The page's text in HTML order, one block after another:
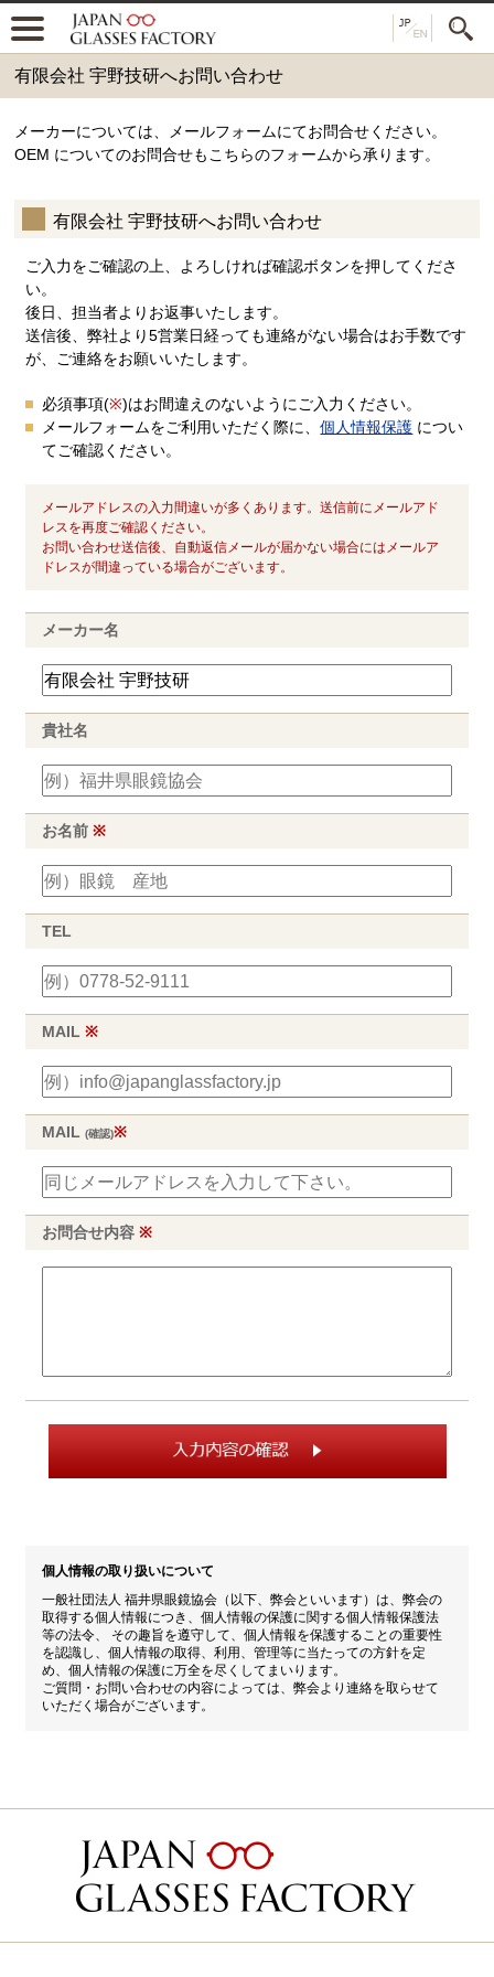
有限会社 宇野技研へお問い合わせ
メーカーについては、メールフォームにてお問合せください。
OEM についてのお問合せもこちらのフォームから承ります。
有限会社 宇野技研へお問い合わせ
ご入力をご確認の上、よろしければ確認ボタンを押してくださ
い。
後日、担当者よりお返事いたします。
送信後、弊社より5営業日経っても連絡がない場合はお手数です
が、ご連絡をお願いいたします。
必須事項(※)はお間違えのないようにご入力ください。
メールフォームをご利用いただく際に、個人情報保護 につい
てご確認ください。
メールアドレスの入力間違いが多くあります。送信前にメールアド
レスを再度ご確認ください。
お問い合わせ送信後、自動返信メールが届かない場合にはメールア
ドレスが間違っている場合がございます。
メーカー名
貴社名
お名前※
TEL
MAIL※
MAIL(確認)※
お問合せ内容※
個人情報の取り扱いについて
一般社団法人 福井県眼鏡協会（以下、弊会といいます）は、弊会の
取得する個人情報につき、個人情報の保護に関する個人情報保護法
等の法令、 その趣旨を遵守して、個人情報を保護することの重要性
を認識し、個人情報の取得、利用、管理等に当たっての方針を定
め、個人情報の保護に万全を尽くしてまいります。
ご質問・お問い合わせの内容によっては、弊会より連絡を取らせて
いただく場合がございます。